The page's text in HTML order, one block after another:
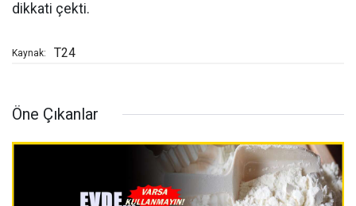
dikkati çekti.
Kaynak: T24
Öne Çıkanlar